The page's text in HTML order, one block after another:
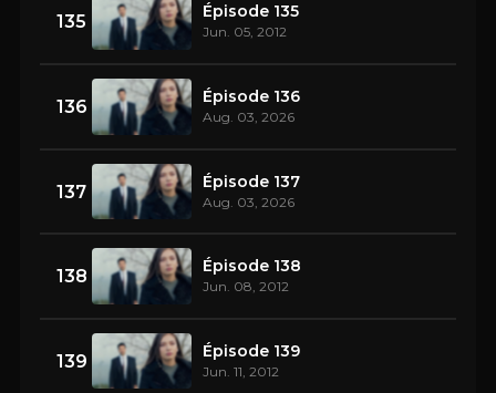
135 Épisode 135
Jun. 05, 2012
136 Épisode 136
Aug. 03, 2026
137 Épisode 137
Aug. 03, 2026
138 Épisode 138
Jun. 08, 2012
139 Épisode 139
Jun. 11, 2012